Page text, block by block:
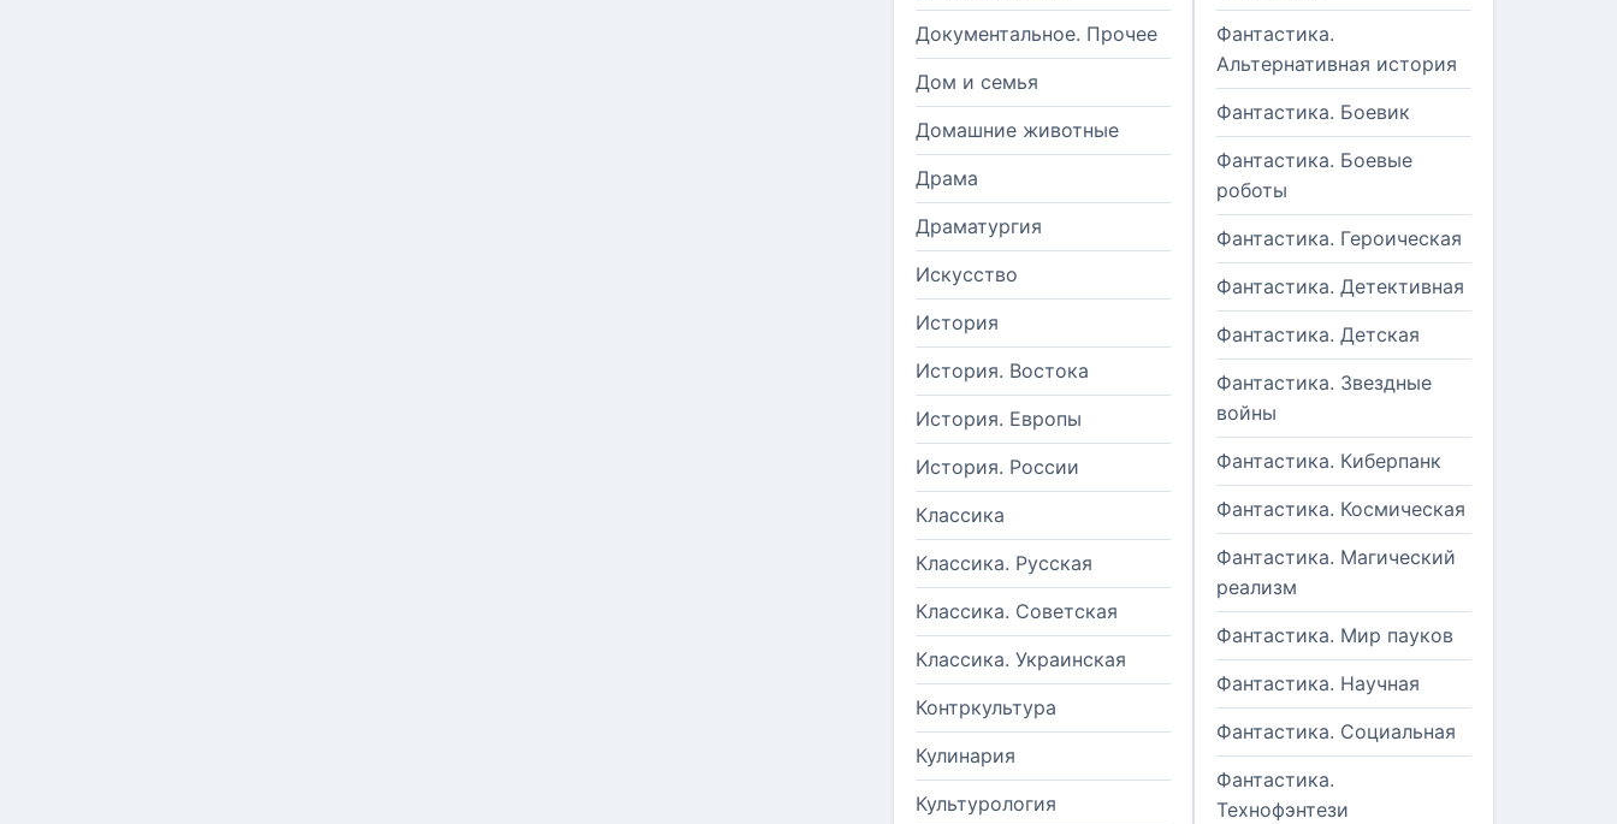
Документальное. Прочее
Дом и семья
Домашние животные
Драма
Драматургия
Искусство
История
История. Востока
История. Европы
История. России
Классика
Классика. Русская
Классика. Советская
Классика. Украинская
Контркультура
Кулинария
Культурология
Фантастика.
Альтернативная история
Фантастика. Боевик
Фантастика. Боевые
роботы
Фантастика. Героическая
Фантастика. Детективная
Фантастика. Детская
Фантастика. Звездные
войны
Фантастика. Киберпанк
Фантастика. Космическая
Фантастика. Магический
реализм
Фантастика. Мир пауков
Фантастика. Научная
Фантастика. Социальная
Фантастика.
Технофэнтези